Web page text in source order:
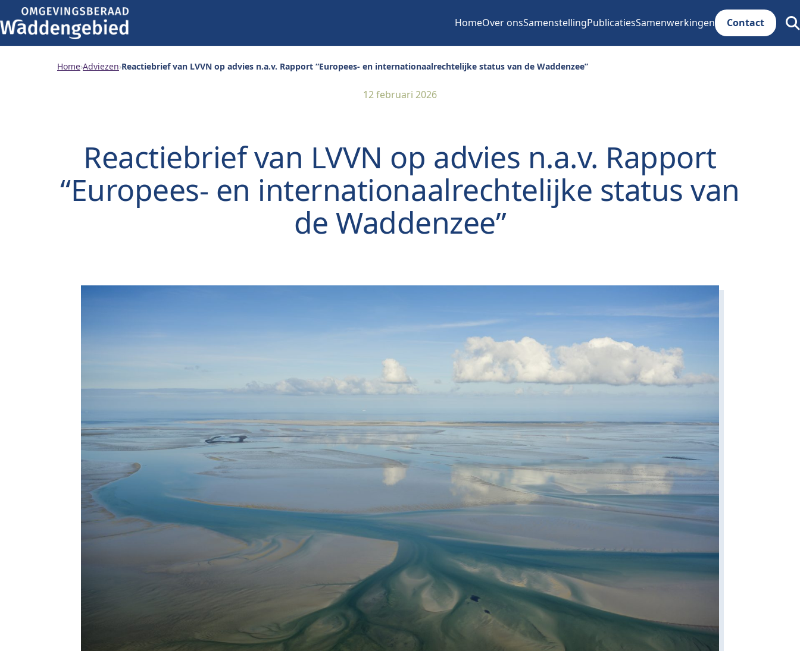
HomeOver onsSamenstellingPublicatiesSamenwerkingen Contact
Home›Adviezen›Reactiebrief van LVVN op advies n.a.v. Rapport “Europees- en internationaalrechtelijke status van de Waddenzee”
12 februari 2026
Reactiebrief van LVVN op advies n.a.v. Rapport
“Europees- en internationaalrechtelijke status van
de Waddenzee”